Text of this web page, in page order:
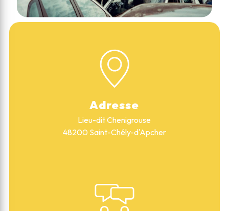
Adresse
Lieu-dit Chenigrouse
48200 Saint-Chély-d'Apcher